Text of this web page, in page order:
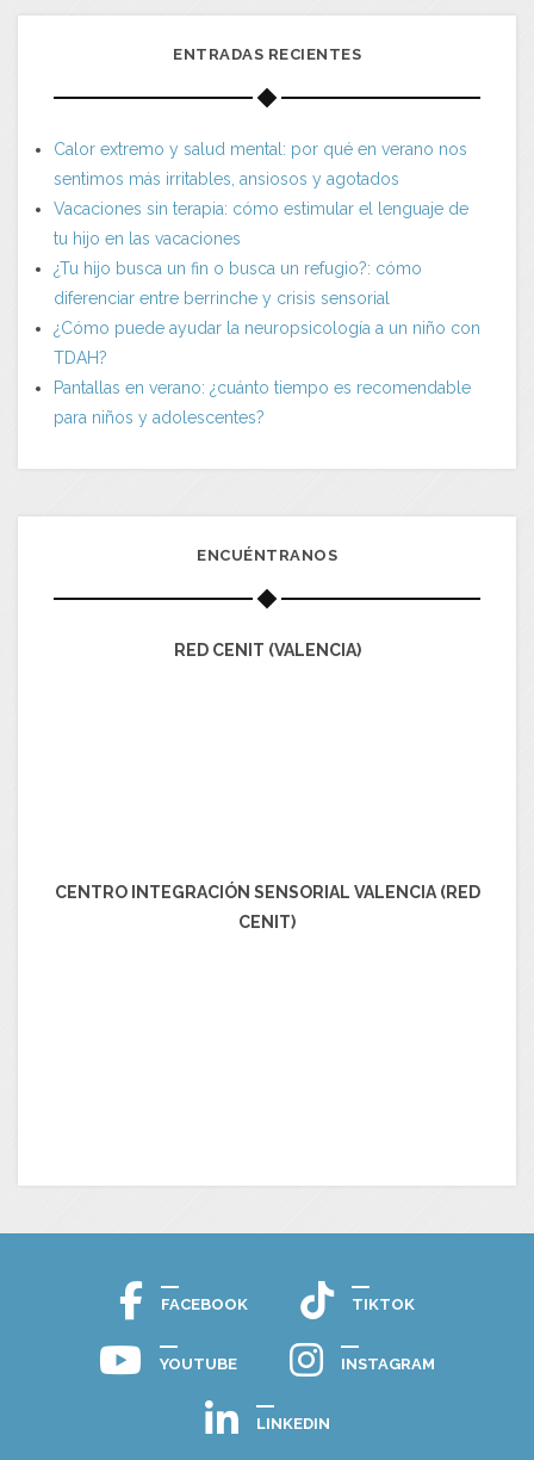
ENTRADAS RECIENTES
Calor extremo y salud mental: por qué en verano nos
sentimos más irritables, ansiosos y agotados
Vacaciones sin terapia: cómo estimular el lenguaje de
tu hijo en las vacaciones
¿Tu hijo busca un fin o busca un refugio?: cómo
diferenciar entre berrinche y crisis sensorial
¿Cómo puede ayudar la neuropsicología a un niño con
TDAH?
Pantallas en verano: ¿cuánto tiempo es recomendable
para niños y adolescentes?
ENCUÉNTRANOS
RED CENIT (VALENCIA)
CENTRO INTEGRACIÓN SENSORIAL VALENCIA (RED
CENIT)
FACEBOOK TIKTOK
YOUTUBE INSTAGRAM
LINKEDIN